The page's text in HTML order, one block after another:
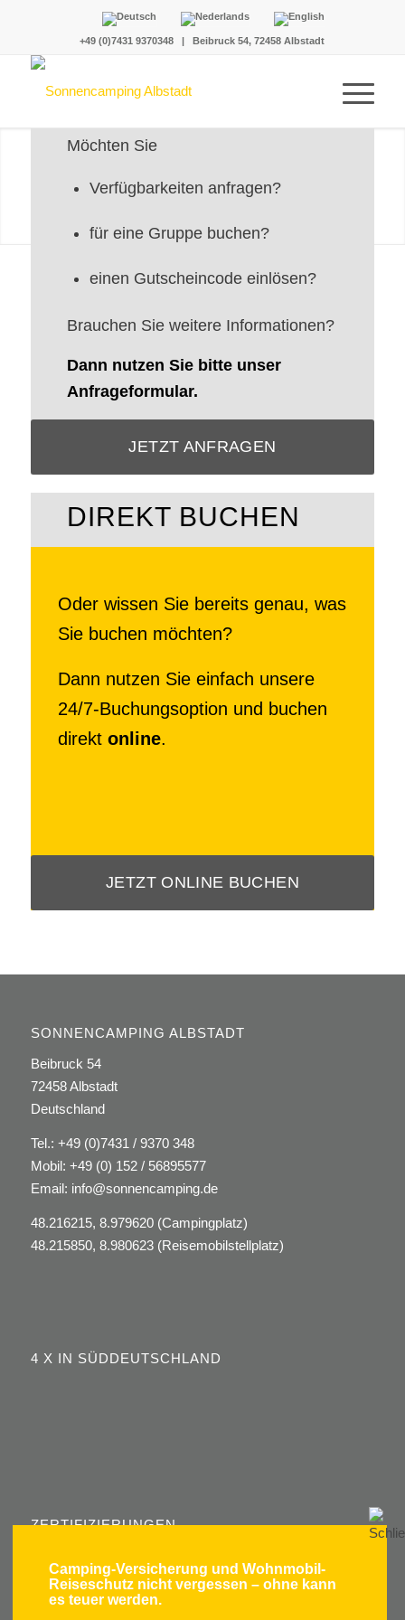
+49 (0)7431 9370348 |Beibruck 54, 72458 Albstadt
ANFRAGE
Möchten Sie
Verfügbarkeiten anfragen?
für eine Gruppe buchen?
einen Gutscheincode einlösen?
Brauchen Sie weitere Informationen?
Dann nutzen Sie bitte unser
Anfrageformular.
JETZT ANFRAGEN
DIREKT BUCHEN
Oder wissen Sie bereits genau, was
Sie buchen möchten?
Dann nutzen Sie einfach unsere
24/7-Buchungsoption und buchen
direkt online.
JETZT ONLINE BUCHEN
SONNENCAMPING ALBSTADT
Beibruck 54
72458 Albstadt
Deutschland
Tel.: +49 (0)7431 / 9370 348
Mobil: +49 (0) 152 / 56895577
Email: info@sonnencamping.de
48.216215, 8.979620 (Campingplatz)
48.215850, 8.980623 (Reisemobilstellplatz)
4 X IN SÜDDEUTSCHLAND
ZERTIFIZIERUNGEN
Camping-Versicherung und Wohnmobil-
Reiseschutz nicht vergessen – ohne kann
es teuer werden.